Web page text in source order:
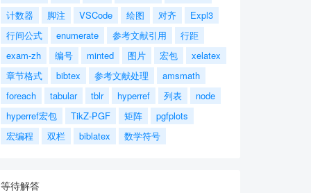
计数器
脚注 VSCode 绘图 对齐
Expl3
行间公式
enumerate 参考文献引用
行距
exam-zh
编号 minted 图片 宏包
xelatex
章节格式
bibtex 参考文献处理
amsmath
foreach
tabular tblr hyperref 列表
node
hyperref宏包
TikZ-PGF 矩阵
pgfplots
宏编程
双栏 biblatex 数学符号
等待解答